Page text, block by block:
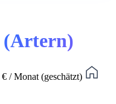
(Artern)
/ Monat (geschätzt)